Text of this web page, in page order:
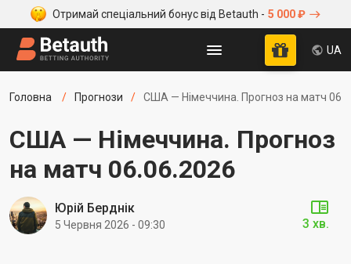
Отримай спеціальний бонус від Betauth - 5 000 ₽
UA
Головна Прогнози США — Німеччина. Прогноз на матч
США — Німеччина. Прогноз
на матч 06.06.2026
Юрій Берднік
5 Червня 2026 - 09:30 3 хв.